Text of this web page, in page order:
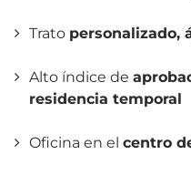
Trato personalizado,
Alto índice de
residencia temporal
Oficina en el centro